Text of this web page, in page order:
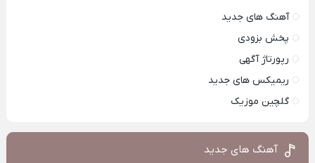
آهنگ های جدید
پخش بزودی
رپورتاژ آگهی
ریمیکس های جدید
گلچین موزیک
آهنگ های جدید